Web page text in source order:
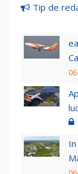
Tip de